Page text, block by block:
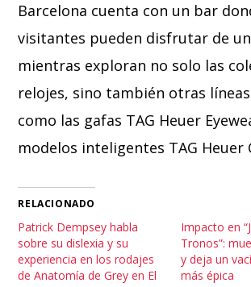
Barcelona cuenta con un bar
visitantes pueden disfrutar de
mientras exploran no solo las
relojes, sino también otras
como las gafas TAG Heuer
modelos inteligentes TAG Heuer
RELACIONADO
Patrick Dempsey habla
sobre su dislexia y su
experiencia en los rodajes
de Anatomía de Grey en El
Impacto en
Tronos”:
y deja un
más épica